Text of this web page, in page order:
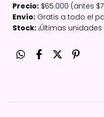
Precio: $65.000 (antes
Envío: Gratis a todo el
Stock: ¡Últimas